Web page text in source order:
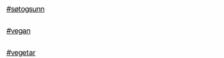
#søtogsunn
#vegan
#vegetar